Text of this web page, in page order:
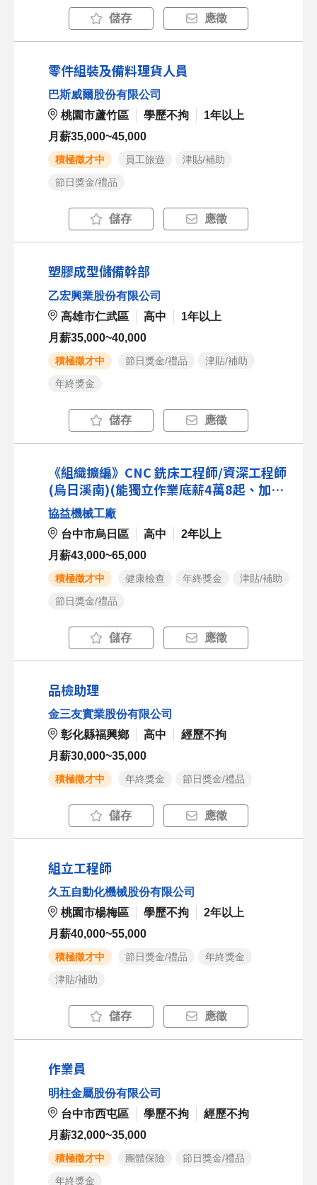
儲存 應徵
零件組裝及備料理貨人員
巴斯威爾股份有限公司
桃園市蘆竹區
學歷不拘
1年以上
月薪35,000~45,000
積極徵才中 員工旅遊
津貼/補助
節日獎金/禮品
儲存 應徵
塑膠成型儲備幹部
乙宏興業股份有限公司
高雄市仁武區
高中
1年以上
月薪35,000~40,000
積極徵才中 節日獎金/禮品
津貼/補助
年終獎金
儲存 應徵
《組織擴編》CNC 銑床工程師/資深工程師
(烏日溪南)(能獨立作業底薪4萬8起、加班
費/獎金另計)
協益機械工廠
台中市烏日區
高中
2年以上
月薪43,000~65,000
積極徵才中 健康檢查 年終獎金
津貼/補助
節日獎金/禮品
儲存 應徵
品檢助理
金三友實業股份有限公司
彰化縣福興鄉
高中
經歷不拘
月薪30,000~35,000
積極徵才中 年終獎金 節日獎金/禮品
儲存 應徵
組立工程師
久五自動化機械股份有限公司
桃園市楊梅區
學歷不拘
2年以上
月薪40,000~55,000
積極徵才中 節日獎金/禮品
年終獎金
津貼/補助
儲存 應徵
作業員
明柱金屬股份有限公司
台中市西屯區
學歷不拘
經歷不拘
月薪32,000~35,000
積極徵才中 團體保險
節日獎金/禮品
年終獎金